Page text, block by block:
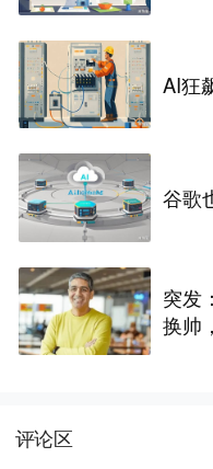
AI狂
谷歌
突发
换帅
评论区